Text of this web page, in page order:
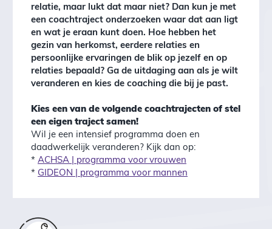
relatie, maar lukt dat maar niet? Dan kun je met
een coachtraject onderzoeken waar dat aan ligt
en wat je eraan kunt doen. Hoe hebben het
gezin van herkomst, eerdere relaties en
persoonlijke ervaringen de blik op jezelf en op
relaties bepaald? Ga de uitdaging aan als je wilt
veranderen en kies de coaching die bij je past.
Kies een van de volgende coachtrajecten of stel
een eigen traject samen!
Wil je een intensief programma doen en
daadwerkelijk veranderen? Kijk dan op:
* ACHSA | programma voor vrouwen
* GIDEON | programma voor mannen